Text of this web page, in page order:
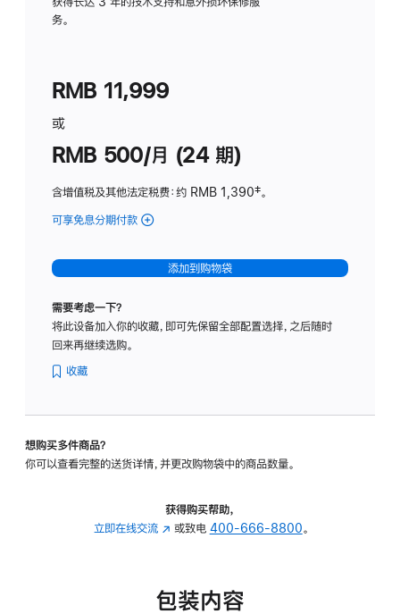
务。
RMB 11,999
或
RMB 500/月 (24 期)
含增值税及其他法定税费：约 RMB 1,390脚
‡。
可享免息分期付款 (Studio
-
标
璃
转
的
添加到购物袋
需要考虑一下？
将此设备加入你的收藏，即可先保留全部配置选择，之后随时
回来再继续选购。
收藏
想购买多件商品？
你可以查看完整的送货详情，并更改购物袋中的商品数量。
获得购买帮助，
立即在线交流 (在
中
或致电 400-666-8800。
包装内容